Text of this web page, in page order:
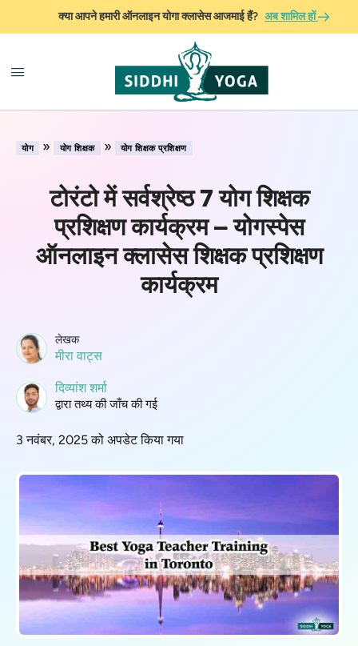
क्या आपने हमारी ऑनलाइन योगा क्लासेस आजमाई हैं? अब शामिल हों
योग » योग शिक्षक » योग शिक्षक प्रशिक्षण
टोरंटो में सर्वश्रेष्ठ 7 योग शिक्षक
प्रशिक्षण कार्यक्रम – योगस्पेस
ऑनलाइन क्लासेस शिक्षक प्रशिक्षण
कार्यक्रम
लेखक
मीरा वाट्स
दिव्यांश शर्मा
द्वारा तथ्य की जाँच की गई
3 नवंबर, 2025 को अपडेट किया गया